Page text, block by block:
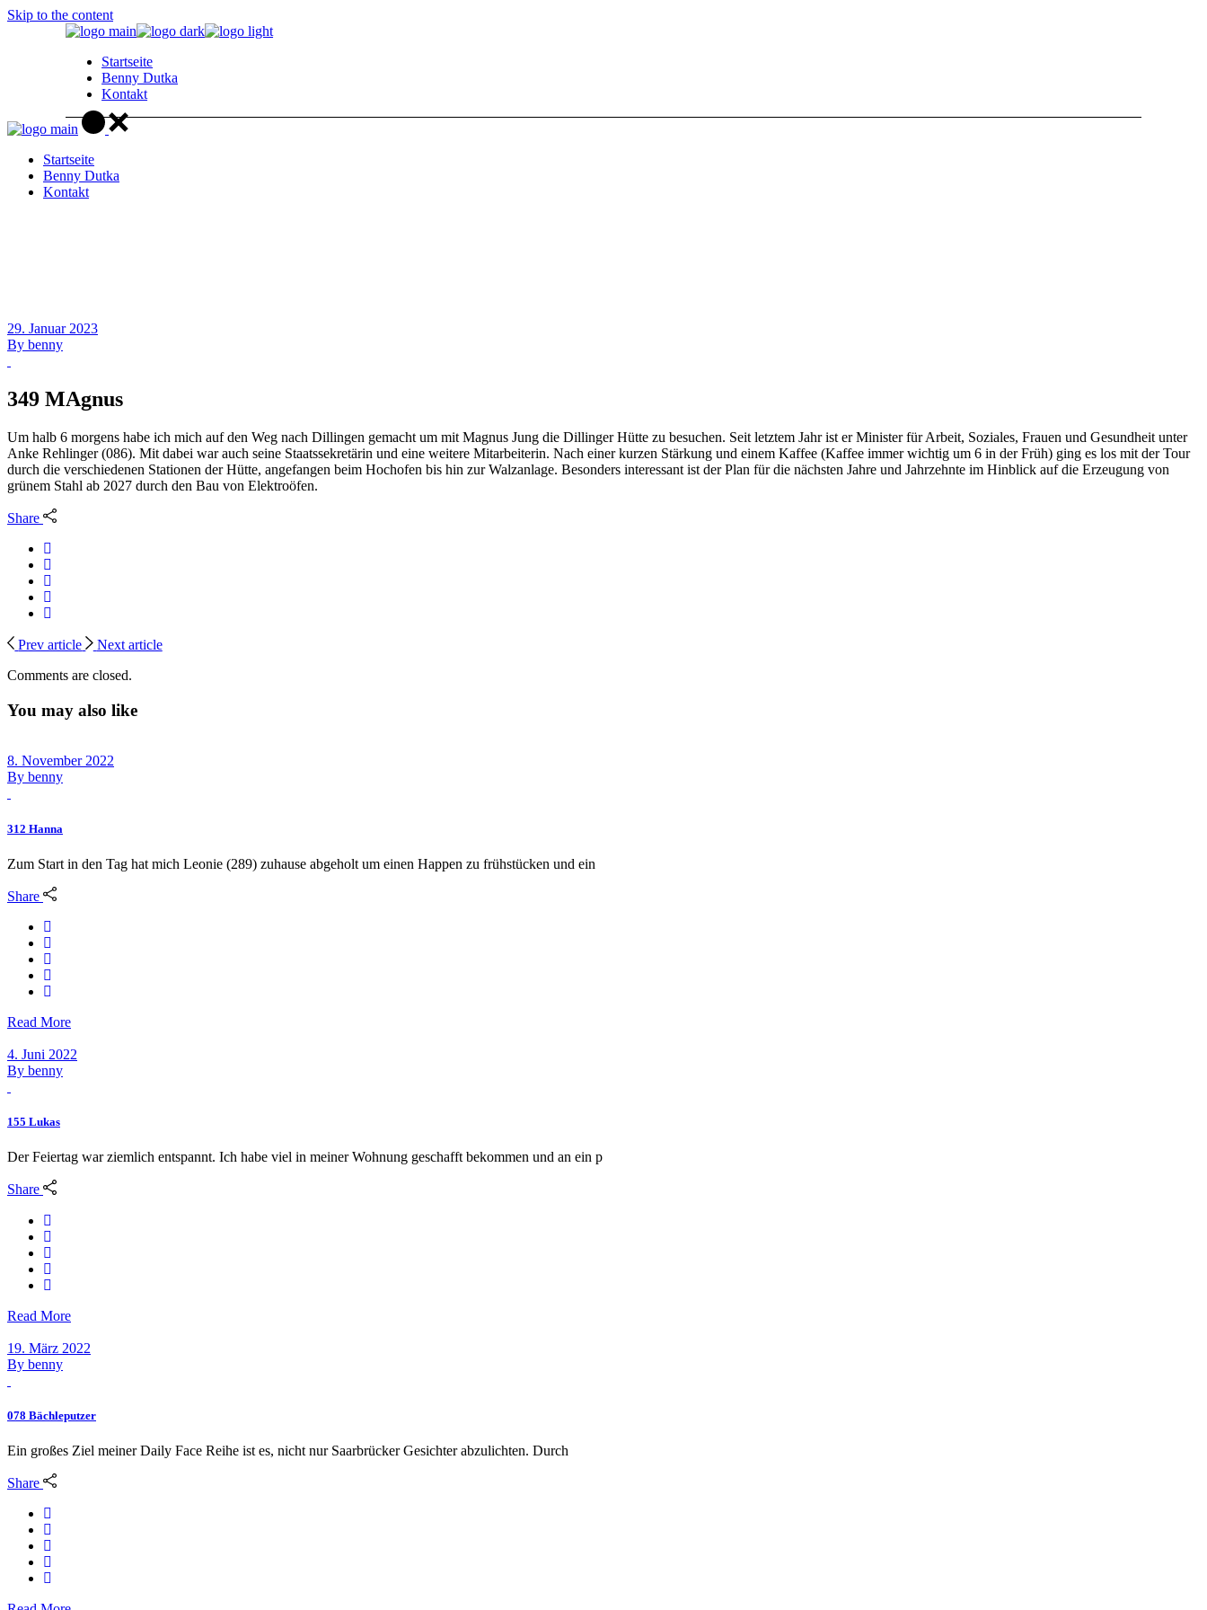
Skip to the content
Startseite
Benny Dutka
Kontakt
Startseite
Benny Dutka
Kontakt
29. Januar 2023
By benny
349 MAgnus
Um halb 6 morgens habe ich mich auf den Weg nach Dillingen gemacht um mit Magnus Jung die Dillinger Hütte zu besuchen. Seit letztem Jahr ist er Minister für Arbeit, Soziales, Frauen und Gesundheit unter
Anke Rehlinger (086). Mit dabei war auch seine Staatssekretärin und eine weitere Mitarbeiterin. Nach einer kurzen Stärkung und einem Kaffee (Kaffee immer wichtig um 6 in der Früh) ging es los mit der Tour
durch die verschiedenen Stationen der Hütte, angefangen beim Hochofen bis hin zur Walzanlage. Besonders interessant ist der Plan für die nächsten Jahre und Jahrzehnte im Hinblick auf die Erzeugung von
grünem Stahl ab 2027 durch den Bau von Elektroöfen.
Share
Prev article
Next article
Comments are closed.
You may also like
8. November 2022
By benny
312 Hanna
Zum Start in den Tag hat mich Leonie (289) zuhause abgeholt um einen Happen zu frühstücken und ein
Share
Read More
4. Juni 2022
By benny
155 Lukas
Der Feiertag war ziemlich entspannt. Ich habe viel in meiner Wohnung geschafft bekommen und an ein p
Share
Read More
19. März 2022
By benny
078 Bächleputzer
Ein großes Ziel meiner Daily Face Reihe ist es, nicht nur Saarbrücker Gesichter abzulichten. Durch
Share